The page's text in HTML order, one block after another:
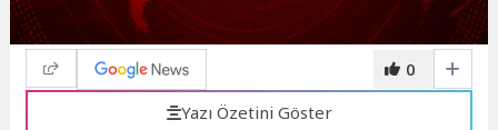
0
Yazı Özetini Göster